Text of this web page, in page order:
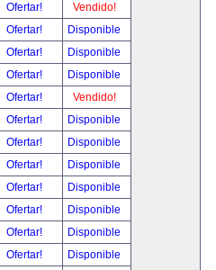
Ofertar!
Vendido!
Ofertar!
Disponible
Ofertar!
Disponible
Ofertar!
Disponible
Ofertar!
Vendido!
Ofertar!
Disponible
Ofertar!
Disponible
Ofertar!
Disponible
Ofertar!
Disponible
Ofertar!
Disponible
Ofertar!
Disponible
Ofertar!
Disponible